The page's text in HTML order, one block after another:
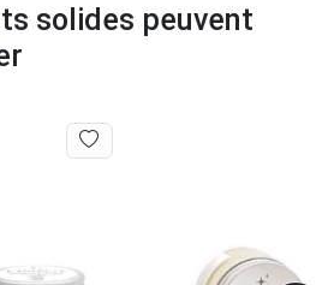
solides peuvent